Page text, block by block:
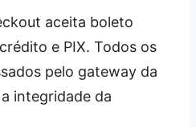
aceita boleto
e PIX. Todos os
pelo gateway da
integridade da